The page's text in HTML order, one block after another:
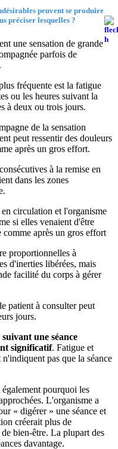
peuvent se produire
préciser lesquelles ?
une sensation de grande
parfois de
fréquente est la fatigue
ou les heures suivant la
à deux ou trois jours.
de la sensation
peut ressentir des douleurs
après un gros effort.
à la remise en
dans les zones
circulation et l'organisme
si elles venaient d'être
comme après un gros effort
proportionnelles à
d'inerties libérées, mais
facilité du corps à gérer
patient à consulter peut
jours.
une séance
significatif. Fatigue et
pas que la séance
pourquoi les
L'organisme a
« digérer » une séance et
créerait plus de
bien-être. La plupart des
davantage.